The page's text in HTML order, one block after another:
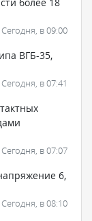
Сегодня, в 09:00
ВГБ-35,
Сегодня, в 07:41
Сегодня, в 07:07
6,
Сегодня, в 08:10